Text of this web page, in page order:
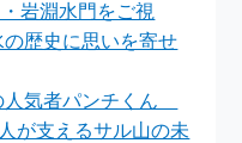
【Google I/O
】
岩淵水門をご視
歴史に思いを寄せ
人気者パンチくん
が支えるサル山の未